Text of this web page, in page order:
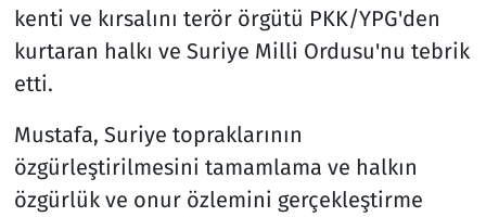
kenti ve kırsalını terör örgütü PKK/YPG'den
kurtaran halkı ve Suriye Milli Ordusu'nu tebrik
etti.
Mustafa, Suriye topraklarının
özgürleştirilmesini tamamlama ve halkın
özgürlük ve onur özlemini gerçekleştirme